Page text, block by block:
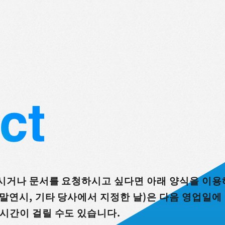
거나 문서를 요청하시고 싶다면 아래 양식을 이
연시, 기타 당사에서 지정한 날)은 다음 영업일
간이 걸릴 수도 있습니다.